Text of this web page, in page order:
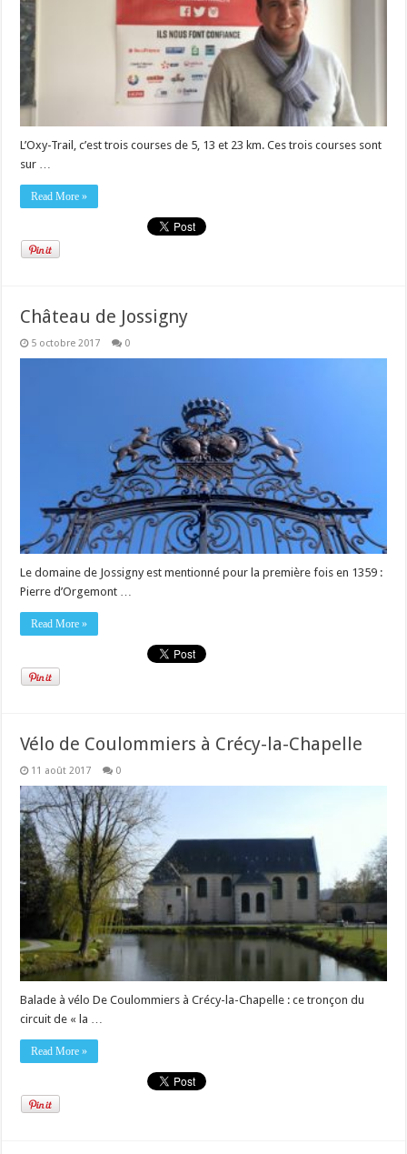
L’Oxy-Trail, c’est trois courses de 5, 13 et 23 km. Ces trois courses sont
sur …
Read More »
Château de Jossigny
5 octobre 2017 0
Le domaine de Jossigny est mentionné pour la première fois en 1359 :
Pierre d’Orgemont …
Read More »
Vélo de Coulommiers à Crécy-la-Chapelle
11 août 2017 0
Balade à vélo De Coulommiers à Crécy-la-Chapelle : ce tronçon du
circuit de « la …
Read More »